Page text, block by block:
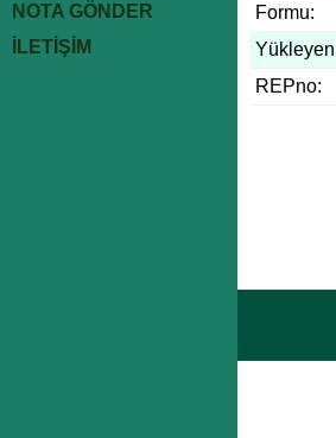
NOTA GÖNDER
İLETİŞİM
Formu:
REPno: